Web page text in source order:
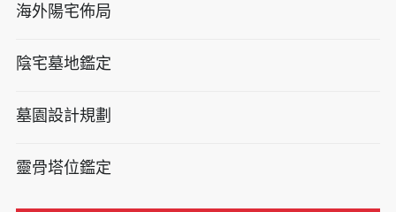
海外陽宅佈局
陰宅墓地鑑定
墓園設計規劃
靈骨塔位鑑定